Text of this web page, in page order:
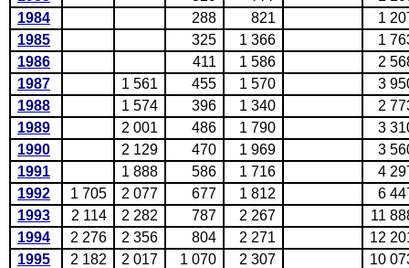
1984
288 821
1
1985
325 1 366
1
1986
411 1 586
2
1987
1 561 455 1 570
3
1988
1 574 396 1 340
2
1989
2 001 486 1 790
3
1990
2 129 470 1 969
3
1991
1 888 586 1 716
4
1992
1 705 2 077 677 1 812
6
1993
2 114 2 282 787 2 267
11
1994
2 276 2 356 804 2 271
12
1995
2 182 2 017 1 070 2 307
10